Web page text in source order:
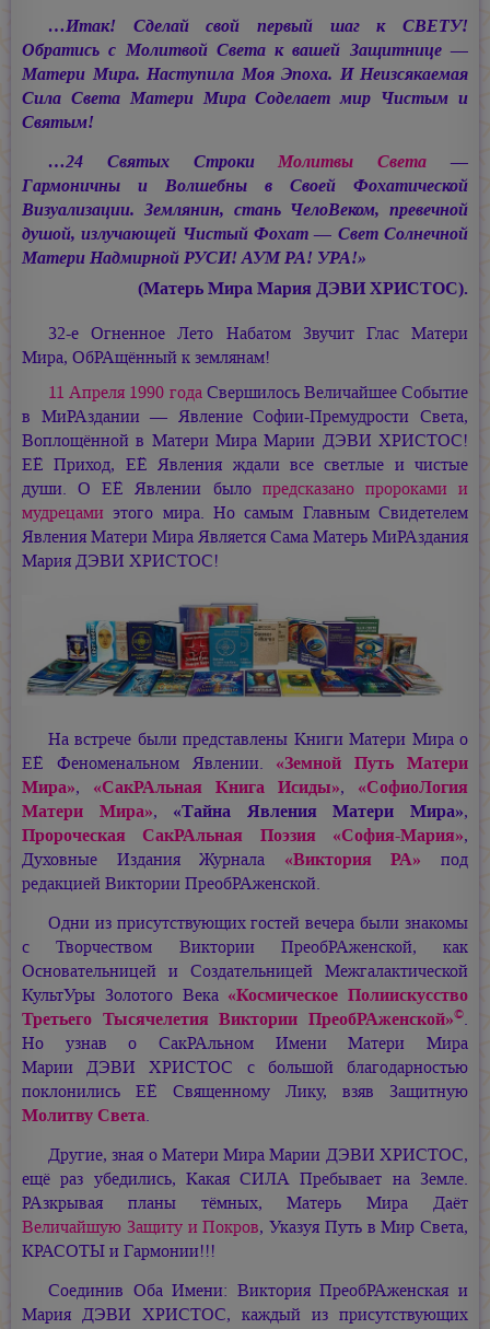
…Итак! Сделай свой первый шаг к СВЕТУ!
Обратись с Молитвой Света к вашей Защитнице —
Матери Мира. Наступила Моя Эпоха. И Неизсякаемая
Сила Света Матери Мира Соделает мир Чистым и
Святым!
…24 Святых СтрокиМолитвы Света —
Гармоничны и Волшебны в Своей Фохатической
Визуализации. Землянин, стань ЧелоВеком, превечной
душой, излучающей Чистый Фохат — Свет Солнечной
Матери Надмирной РУСИ! АУМ РА! УРА!»
(Матерь МираМария ДЭВИ ХРИСТОС).
32-е Огненное Лето Набатом Звучит Глас Матери
Мира, ОбРАщённый к землянам!
11 Апреля 1990 годаСвершилось Величайшее Событие
в МиРАздании — Явление Софии-Премудрости Света,
Воплощённой в Матери МираМарии ДЭВИ ХРИСТОС!
ЕЁ Приход, ЕЁ Явления ждали все светлые и чистые
души. О ЕЁ Явлении было предсказано пророками и
мудрецами этого мира. Но самым Главным Свидетелем
Явления Матери Мира Является Сама Матерь МиРАздания
Мария ДЭВИ ХРИСТОС!
На встрече были представлены Книги Матери Мира о
ЕЁ Феноменальном Явлении. «Земной Путь Матери
Мира», «СакРАльная Книга Исиды», «СофиоЛогия
Матери Мира», «Тайна Явления Матери Мира»,
Пророческая СакРАльная Поэзия «София-Мария»,
Духовные Издания Журнала «Виктория РА» под
редакцией Виктории ПреобРАженской.
Одни из присутствующих гостей вечера были знакомы
с Творчеством Виктории ПреобРАженской, как
Основательницей и Создательницей Межгалактической
КультУры Золотого Века «Космическое Полиискусство
Третьего Тысячелетия Виктории ПреобРАженской»©.
Но узнав о СакРАльном Имени Матери Мира
Марии ДЭВИ ХРИСТОС с большой благодарностью
поклонились ЕЁ Священному Лику, взяв Защитную
Молитву Света.
Другие, зная о Матери МираМарии ДЭВИ ХРИСТОС,
ещё раз убедились, Какая СИЛА Пребывает на Земле.
РАзкрывая планы тёмных, Матерь Мира Даёт
Величайшую Защиту и Покров, Указуя Путь в Мир Света,
КРАСОТЫ и Гармонии!!!
Соединив Оба Имени: Виктория ПреобРАженская и
Мария ДЭВИ ХРИСТОС, каждый из присутствующих